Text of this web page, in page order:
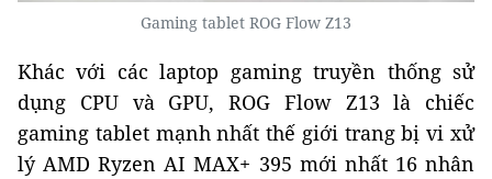
Gaming tablet ROG Flow Z13
Khác với các laptop gaming truyền thống sử
dụng CPU và GPU, ROG Flow Z13 là chiếc
gaming tablet mạnh nhất thế giới trang bị vi xử
lý AMD Ryzen AI MAX+ 395 mới nhất 16 nhân